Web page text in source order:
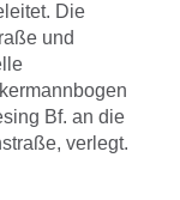
Die
und
Bf. an die
verlegt.